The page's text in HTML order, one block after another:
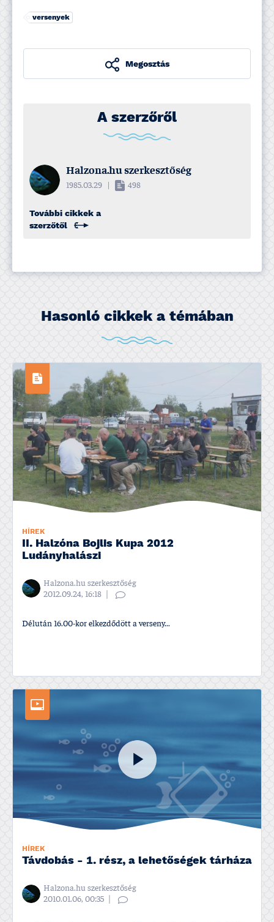
versenyek
Megosztás
A szerzőről
Halzona.hu szerkesztőség
1985.03.29 498
További cikkek a
szerzőtől
Hasonló cikkek a témában
HÍREK
II. Halzóna Bojlis Kupa 2012
Ludányhalászi
Halzona.hu szerkesztőség
2012.09.24, 16:18
Délután 16.00-kor elkezdődött a verseny...
HÍREK
Távdobás - 1. rész, a lehetőségek tárháza
Halzona.hu szerkesztőség
2010.01.06, 00:35